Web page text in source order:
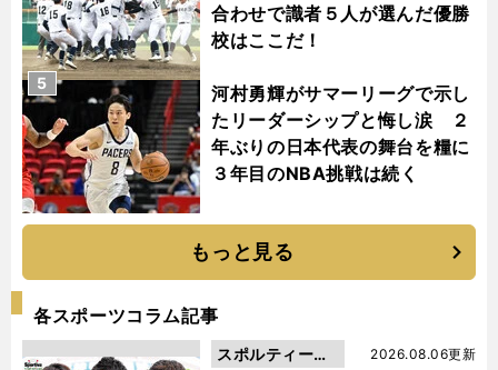
合わせで識者５人が選んだ優勝
校はここだ！
河村勇輝がサマーリーグで示し
たリーダーシップと悔し涙 ２
年ぶりの日本代表の舞台を糧に
３年目のNBA挑戦は続く
5
もっと見る
各スポーツコラム記事
2026.08.06更新
スポルティーバ